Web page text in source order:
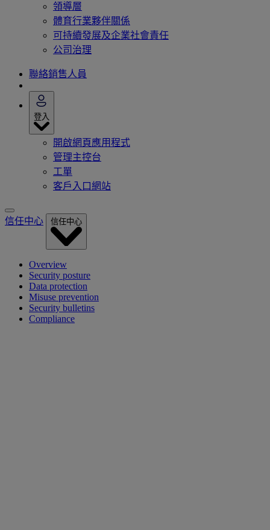
領導層
體育行業夥伴關係
可持續發展及企業社會責任
公司治理
聯絡銷售人員
登入
開啟網頁應用程式
管理主控台
工單
客戶入口網站
信任中心 信任中心
Overview
Security posture
Data protection
Misuse prevention
Security bulletins
Compliance